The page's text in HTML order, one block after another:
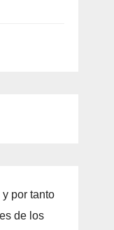
por tanto
de los